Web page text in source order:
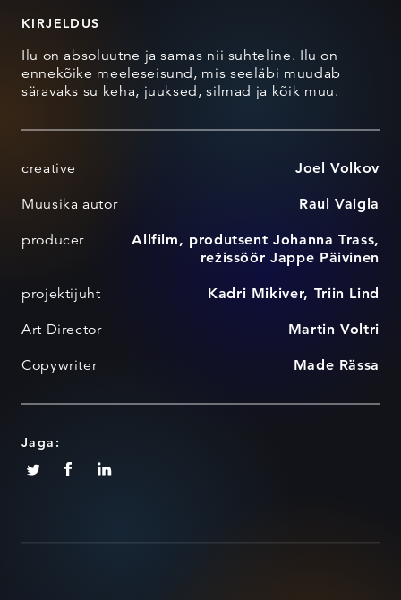
KIRJELDUS
Ilu on absoluutne ja samas nii suhteline. Ilu on
ennekõike meeleseisund, mis seeläbi muudab
säravaks su keha, juuksed, silmad ja kõik muu.
creative Joel Volkov
Muusika autor Raul Vaigla
producer
Allfilm, produtsent Johanna Trass,
režissöör Jappe Päivinen
projektijuht Kadri Mikiver, Triin Lind
Art Director Martin Voltri
Copywriter Made Rässa
Jaga: